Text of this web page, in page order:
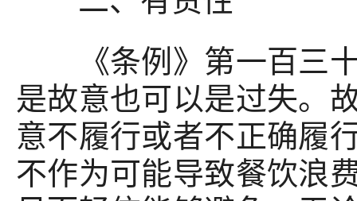
《条例》第一百三十
是故意也可以是过失。
意不履行或者不正确履
不作为可能导致餐饮浪